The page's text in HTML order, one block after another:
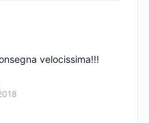
velocissima!!!